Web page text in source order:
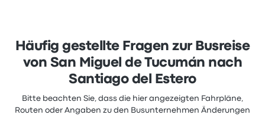
diese Reise beginnen bei 12 €
Häufig gestellte Fragen zur Busreise
von San Miguel de Tucumán nach
Santiago del Estero
Bitte beachten Sie, dass die hier angezeigten Fahrpläne,
Routen oder Angaben zu den Busunternehmen Änderungen